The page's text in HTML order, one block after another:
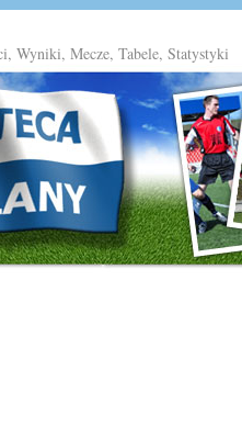
Wyniki, Mecze, Tabele, Statystyki